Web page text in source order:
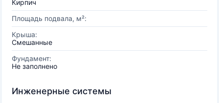
Кирпич
Площадь подвала, м²:
Крыша:
Смешанные
Фундамент:
Не заполнено
Инженерные системы